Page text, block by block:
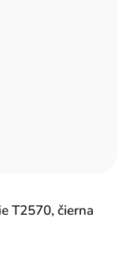
T2570, čierna